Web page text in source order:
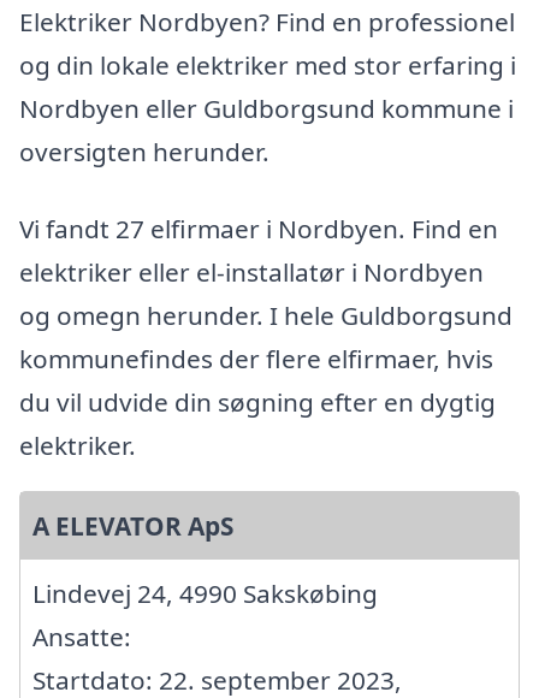
Elektriker Nordbyen? Find en professionel
og din lokale elektriker med stor erfaring i
Nordbyen eller Guldborgsund kommune i
oversigten herunder.
Vi fandt 27 elfirmaer i Nordbyen. Find en
elektriker eller el-installatør i Nordbyen
og omegn herunder. I hele Guldborgsund
kommunefindes der flere elfirmaer, hvis
du vil udvide din søgning efter en dygtig
elektriker.
A ELEVATOR ApS
Lindevej 24, 4990 Sakskøbing
Ansatte:
Startdato: 22. september 2023,